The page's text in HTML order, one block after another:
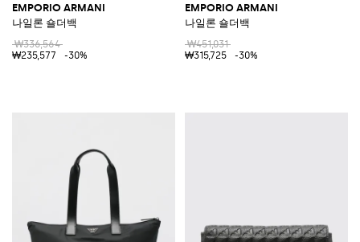
EMPORIO ARMANI
나일론 숄더백
₩336,564
₩235,577
-30%
EMPORIO ARMANI
나일론 숄더백
₩451,031
₩315,725
-30%